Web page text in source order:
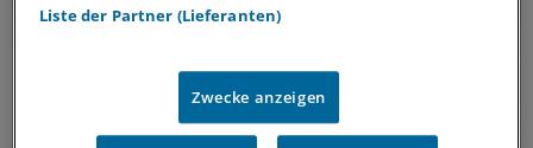
Liste der Partner (Lieferanten)
Zwecke anzeigen